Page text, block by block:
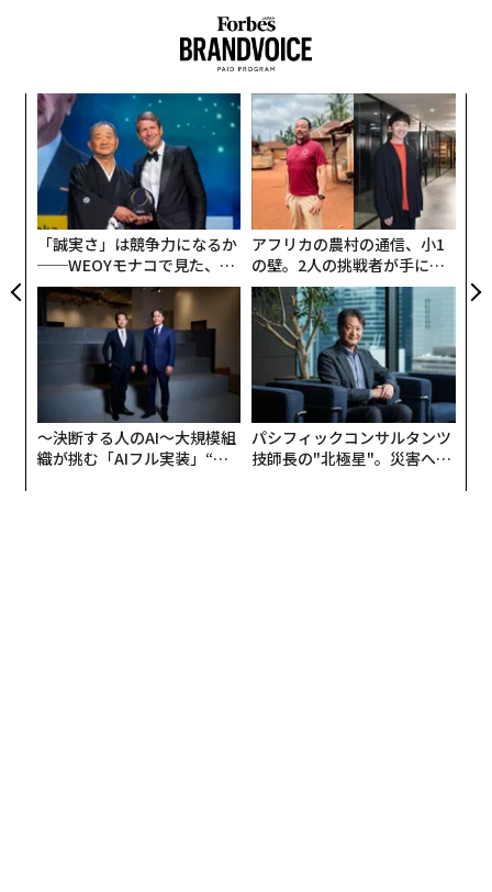
「誠実さ」は競争力になるか
──WEOYモナコで見た、く
ら寿司の経営哲学
アフリカの農村の通信、小1
の壁。2人の挑戦者が手にし
た「次なる武器」
〜決断する人のAI〜大規模組
織が挑む「AIフル実装」“使
パシフィックコンサルタンツ
技師長の"北極星"。災害への